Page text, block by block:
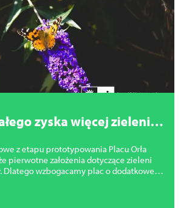
zyska więcej zieleni.
z etapu prototypowania Placu Orła
pierwotne założenia dotyczące zieleni
Dlatego wzbogacamy plac o dodatkowe